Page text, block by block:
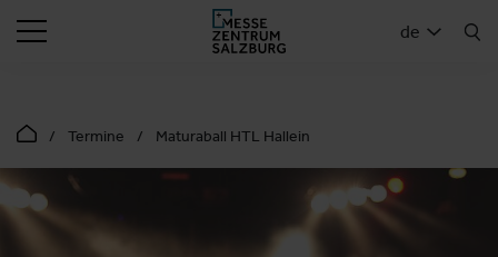
de
Termine Maturaball HTL Hallein